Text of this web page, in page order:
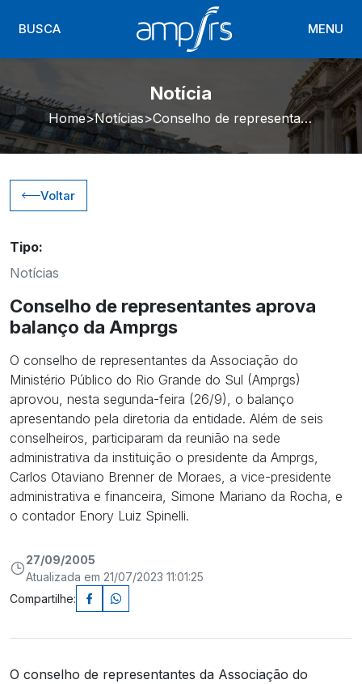
BUSCA MENU
Notícia
Home Notícias Conselho de representantes aprova balanço da Amprgs
Voltar
Tipo:
Notícias
Conselho de representantes aprova
balanço da Amprgs
O conselho de representantes da Associação do
Ministério Público do Rio Grande do Sul (Amprgs)
aprovou, nesta segunda-feira (26/9), o balanço
apresentando pela diretoria da entidade. Além de seis
conselheiros, participaram da reunião na sede
administrativa da instituição o presidente da Amprgs,
Carlos Otaviano Brenner de Moraes, a vice-presidente
administrativa e financeira, Simone Mariano da Rocha, e
o contador Enory Luiz Spinelli.
27/09/2005
Atualizada em 21/07/2023 11:01:25
Compartilhe:
O conselho de representantes da Associação do